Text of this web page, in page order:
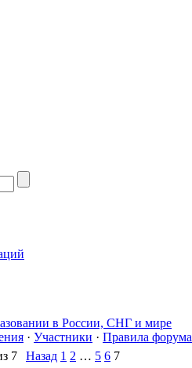
в России, СНГ и мире
· Участники · Правила форума
7 Назад 1 2 … 5 6 7